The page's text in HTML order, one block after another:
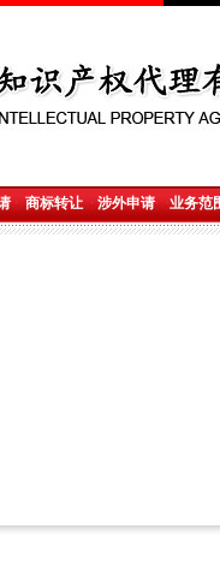
商标转让 涉外申请 业务范